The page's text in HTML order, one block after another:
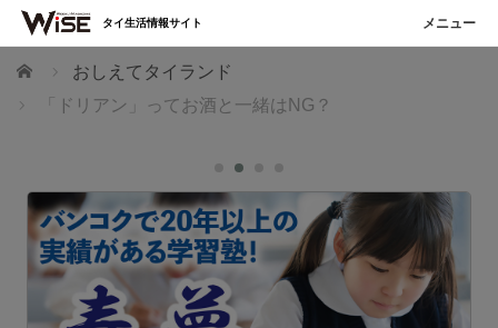
ホーム
おしえてタイランド
「ドリアン」ってお酒と一緒はNG？
タイ生活情報サイト